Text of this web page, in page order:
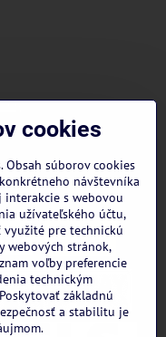
cookies
Obsah súborov cookies
návštevníka
s webovou
užívateľského účtu,
využité pre technickú
webových stránok,
voľby preferencie
technickým
základnú
a stabilitu je